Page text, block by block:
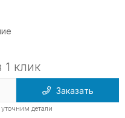
1 клик
Заказать
детали